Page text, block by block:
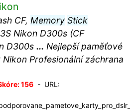
CF, Memory Stick
Nikon D300s (CF
D300s ... Nejlepší paměťové
Profesionální záchrana
156- URL: